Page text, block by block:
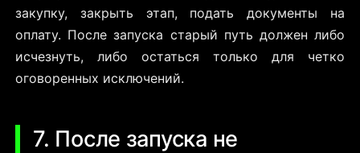
закупку, закрыть этап, подать документы на
оплату. После запуска старый путь должен либо
исчезнуть, либо остаться только для четко
оговоренных исключений.
7. После запуска не